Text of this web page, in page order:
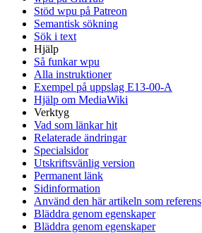
Stöd wpu på Patreon
Semantisk sökning
Sök i text
Hjälp
Så funkar wpu
Alla instruktioner
Exempel på uppslag E13-00-A
Hjälp om MediaWiki
Verktyg
Vad som länkar hit
Relaterade ändringar
Specialsidor
Utskriftsvänlig version
Permanent länk
Sidinformation
Använd den här artikeln som referens
Bläddra genom egenskaper
Bläddra genom egenskaper